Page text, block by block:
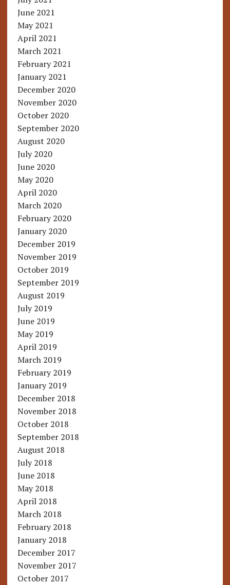
June 2021
May 2021
April 2021
March 2021
February 2021
January 2021
December 2020
November 2020
October 2020
September 2020
August 2020
July 2020
June 2020
May 2020
April 2020
March 2020
February 2020
January 2020
December 2019
November 2019
October 2019
September 2019
August 2019
July 2019
June 2019
May 2019
April 2019
March 2019
February 2019
January 2019
December 2018
November 2018
October 2018
September 2018
August 2018
July 2018
June 2018
May 2018
April 2018
March 2018
February 2018
January 2018
December 2017
November 2017
October 2017